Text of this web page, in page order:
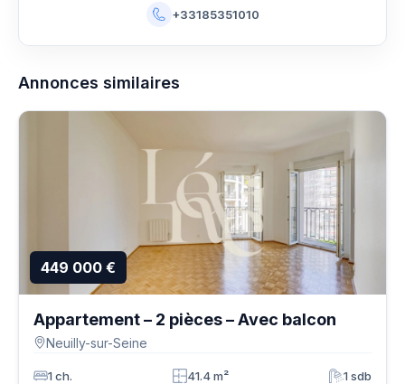
+33185351010
Annonces similaires
449 000 €
Appartement – 2 pièces – Avec balcon
Neuilly-sur-Seine
1 ch. 41.4 m² 1 sdb